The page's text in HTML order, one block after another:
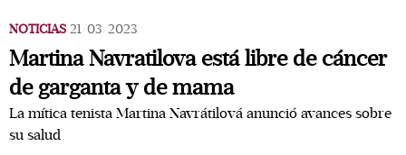
NOTICIAS 21/03/2023
Martina Navratilova está libre de cáncer
de garganta y de mama
La mítica tenista Martina Navrátilová anunció avances sobre
su salud